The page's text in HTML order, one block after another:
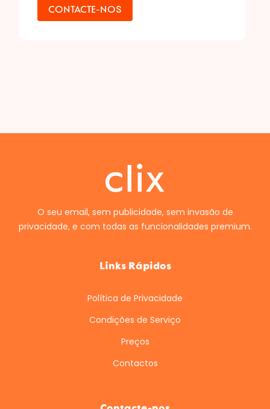
CONTACTE-NOS
O seu email, sem publicidade, sem invasão de
privacidade, e com todas as funcionalidades premium.
Links Rápidos
Política de Privacidade
Condições de Serviço
Preços
Contactos